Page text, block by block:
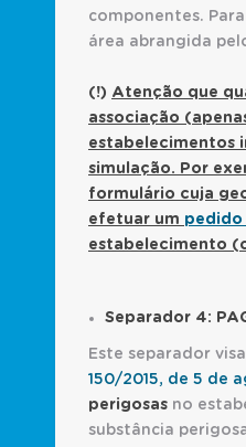
componentes.
área abrangida
(!) Atenção que
associação
estabelecimentos
simulação. Por
formulário cuja
efetuar um pedido
estabelecimento
Separador 4:
Este separador
150/2015, de 5 de
perigosas no
substância